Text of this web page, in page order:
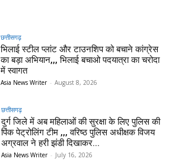
छत्तीसगढ़
भिलाई स्टील प्लांट और टाउनशिप को बचाने कांग्रेस
का बड़ा अभियान,,, भिलाई बचाओ पदयात्रा का चरोदा
में स्वागत
Asia News Writer - August 8, 2026
छत्तीसगढ़
दुर्ग जिले में अब महिलाओं की सुरक्षा के लिए पुलिस की
पिंक पेट्रोलिंग टीम ,,, वरिष्ठ पुलिस अधीक्षक विजय
अग्रवाल ने हरी झंडी दिखाकर...
Asia News Writer - July 16, 2026